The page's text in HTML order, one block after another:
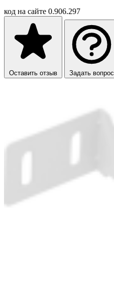
код на сайте 0.906.297
Оставить отзыв Задать вопрос